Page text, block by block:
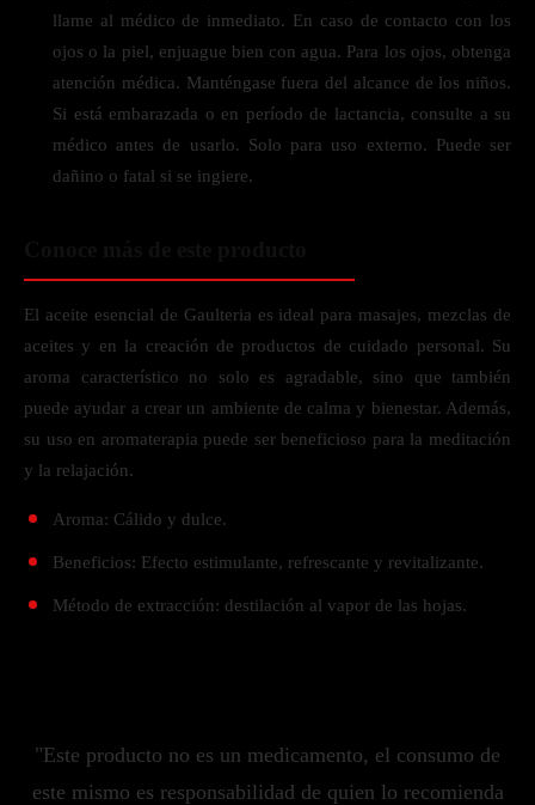
llame al médico de inmediato. En caso de contacto con los
ojos o la piel, enjuague bien con agua. Para los ojos, obtenga
atención médica. Manténgase fuera del alcance de los niños.
Si está embarazada o en período de lactancia, consulte a su
médico antes de usarlo. Solo para uso externo. Puede ser
dañino o fatal si se ingiere.
El aceite esencial de Gaulteria es ideal para masajes, mezclas de
aceites y en la creación de productos de cuidado personal. Su
aroma característico no solo es agradable, sino que también
puede ayudar a crear un ambiente de calma y bienestar. Además,
su uso en aromaterapia puede ser beneficioso para la meditación
y la relajación.
Aroma: Cálido y dulce.
Beneficios: Efecto estimulante, refrescante y revitalizante.
Método de extracción: destilación al vapor de las hojas.
"Este producto no es un medicamento, el consumo de
este mismo es responsabilidad de quien lo recomienda